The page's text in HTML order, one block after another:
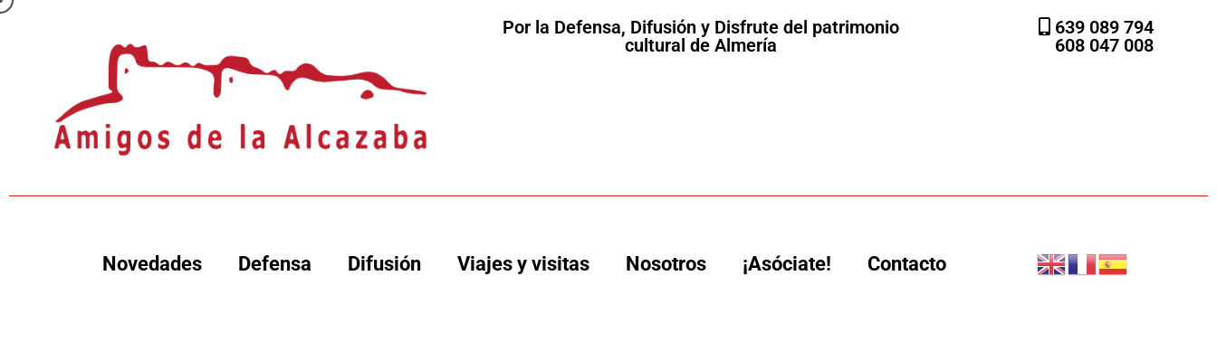
Por la Defensa, Difusión y Disfrute del patrimonio
cultural de Almería
639 089 794
608 047 008
Novedades Defensa Difusión Viajes y visitas Nosotros ¡Asóciate! Contacto